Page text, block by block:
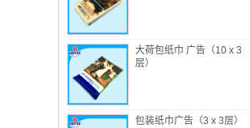
大荷包纸巾 广告（10 x 3
层）
包装纸巾广告（3 x 3层）
关于我们
萬益行工业有限公司 成立于 1982年, 总部设
在香港, 工厂在中国惠州, 专生产一次性卫生
用品。 除了向内地市场销售外, 萬益行的产
品也远销世界各地...